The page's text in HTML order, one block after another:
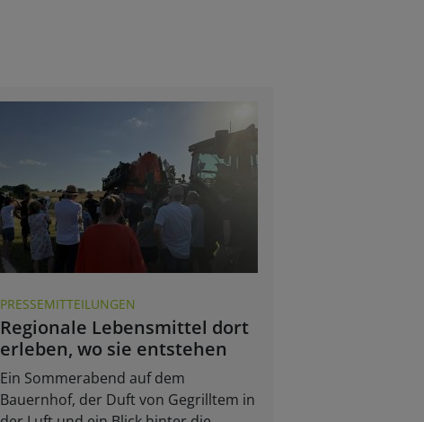
PRESSEMITTEILUNGEN
Regionale Lebensmittel dort
erleben, wo sie entstehen
Ein Sommerabend auf dem
Bauernhof, der Duft von Gegrilltem in